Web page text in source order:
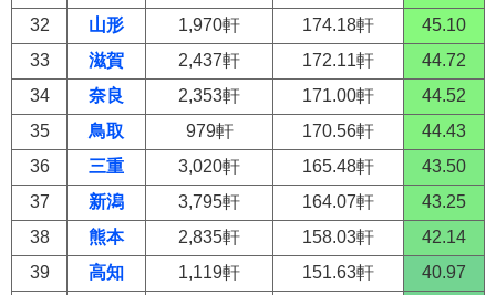
32
山形 1,970軒 174.18軒
45.10
33
滋賀 2,437軒 172.11軒
44.72
34
奈良 2,353軒 171.00軒
44.52
35
鳥取 979軒 170.56軒
44.43
36
三重 3,020軒 165.48軒
43.50
37
新潟 3,795軒 164.07軒
43.25
38
熊本 2,835軒 158.03軒
42.14
39
高知 1,119軒 151.63軒
40.97